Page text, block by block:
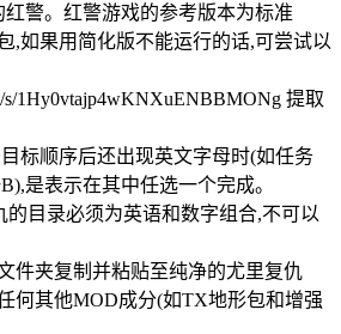
警。红警游戏的参考版本为标准
,如果用简化版不能运行的话,可尝试以
s/1Hy0vtajp4wKNXuENBBMONg 提取
标顺序后还出现英文字母时(如任务
是表示在其中任选一个完成。
的目录必须为英语和数字组合,不可以
件夹复制并粘贴至纯净的尤里复仇
何其他MOD成分(如TX地形包和增强